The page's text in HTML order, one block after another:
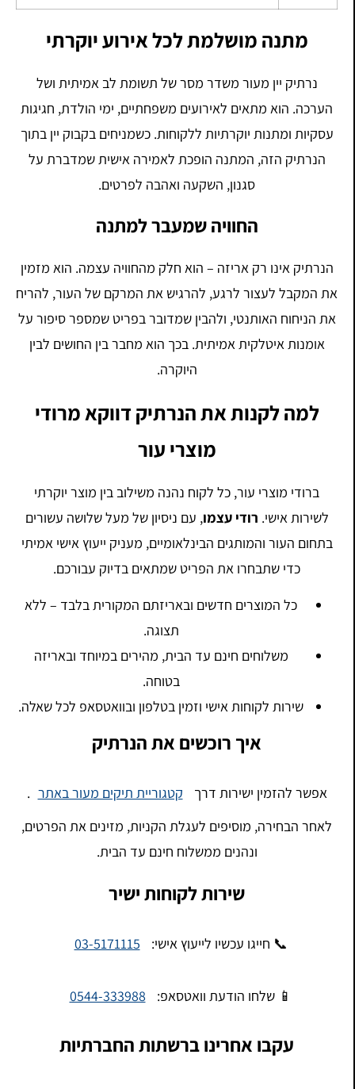
מתנה מושלמת לכל אירוע יוקרתי
נרתיק יין מעור משדר מסר של תשומת לב אמיתית ושל
הערכה. הוא מתאים לאירועים משפחתיים, ימי הולדת, חגיגות
עסקיות ומתנות יוקרתיות ללקוחות. כשמניחים בקבוק יין בתוך
הנרתיק הזה, המתנה הופכת לאמירה אישית שמדברת על
סגנון, השקעה ואהבה לפרטים.
החוויה שמעבר למתנה
הנרתיק אינו רק אריזה – הוא חלק מהחוויה עצמה. הוא מזמין
את המקבל לעצור לרגע, להרגיש את המרקם של העור, להריח
את הניחוח האותנטי, ולהבין שמדובר בפריט שמספר סיפור על
אומנות איטלקית אמיתית. בכך הוא מחבר בין החושים לבין
היוקרה.
למה לקנות את הנרתיק דווקא מרודי
מוצרי עור
ברודי מוצרי עור, כל לקוח נהנה משילוב בין מוצר יוקרתי
לשירות אישי. רודי עצמו, עם ניסיון של מעל שלושה עשורים
בתחום העור והמותגים הבינלאומיים, מעניק ייעוץ אישי אמיתי
כדי שתבחרו את הפריט שמתאים בדיוק עבורכם.
כל המוצרים חדשים ובאריזתם המקורית בלבד – ללא
תצוגה.
משלוחים חינם עד הבית, מהירים במיוחד ובאריזה
בטוחה.
שירות לקוחות אישי וזמין בטלפון ובוואטסאפ לכל שאלה.
איך רוכשים את הנרתיק
אפשר להזמין ישירות דרך קטגוריית תיקים מעור באתר
לאחר הבחירה, מוסיפים לעגלת הקניות, מזינים את הפרטים,
ונהנים ממשלוח חינם עד הבית.
שירות לקוחות ישיר
📞 חייגו עכשיו לייעוץ אישי: 03-5171115
📱 שלחו הודעת וואטסאפ: 0544-333988
עקבו אחרינו ברשתות החברתיות